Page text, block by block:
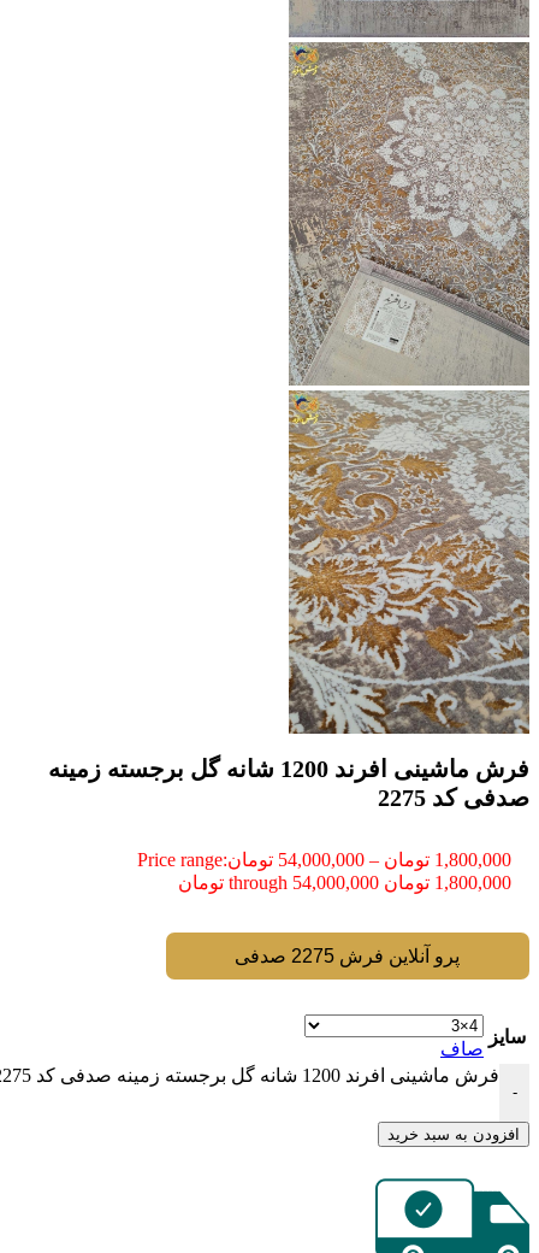
فرش ماشینی افرند 1200 شانه گل برجسته زمینه
صدفی کد 2275
1,800,000 تومان –
54,000,000 تومانPrice range:
1,800,000 تومان through 54,000,000 تومان
پرو آنلاین فرش 2275 صدفی
سایز
صاف
-
فرش ماشینی افرند 1200 شانه گل برجسته زمینه صدفی کد 2275 عدد
افزودن به سبد خرید